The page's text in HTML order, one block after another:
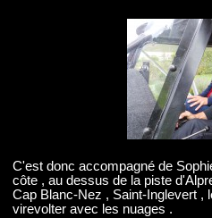
C'est donc accompagné de
côte , au dessus de la piste
Cap Blanc-Nez , Saint-Inglevert ,
virevolter avec les nuages .